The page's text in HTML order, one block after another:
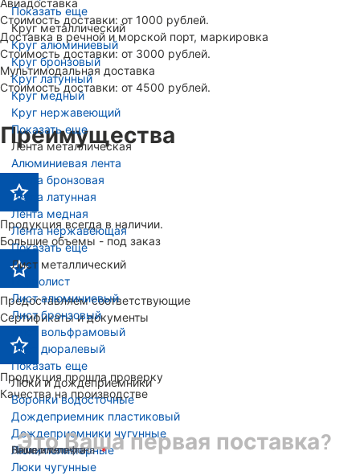
Показать еще
Круг металлический
Круг алюминиевый
Круг бронзовый
Круг латунный
Круг медный
Круг нержавеющий
Показать еще
Лента металлическая
Алюминиевая лента
Лента бронзовая
Лента латунная
Лента медная
Лента нержавеющая
Показать еще
Лист металлический
Гофролист
Лист алюминиевый
Лист бронзовый
Лист вольфрамовый
Лист дюралевый
Показать еще
Люки и дождеприемники
Воронки водосточные
Дождеприемник пластиковый
Дождеприемники чугунные
Люки полимерные
Люки чугунные
Авиадоставка
Стоимость доставки: от 1000 рублей.
Доставка в речной и морской порт, маркировка
Стоимость доставки: от 3000 рублей.
Мультимодальная доставка
Стоимость доставки: от 4500 рублей.
Преимущества
Продукция всегда в наличии.
Большие объемы - под заказ
Предоставляем соответствующие
Сертификаты и документы
Продукция прошла проверку
Качества на производстве
Это Ваша первая поставка?
Ваше имя
Номер телефона
Ваша эл. почта